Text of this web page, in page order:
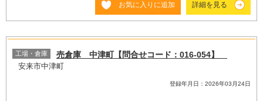
お気に入りに追加 詳細を見る
工場・倉庫 売倉庫 中津町【問合せコード：016-054】
安来市中津町
登録年月日：2026年03月24日